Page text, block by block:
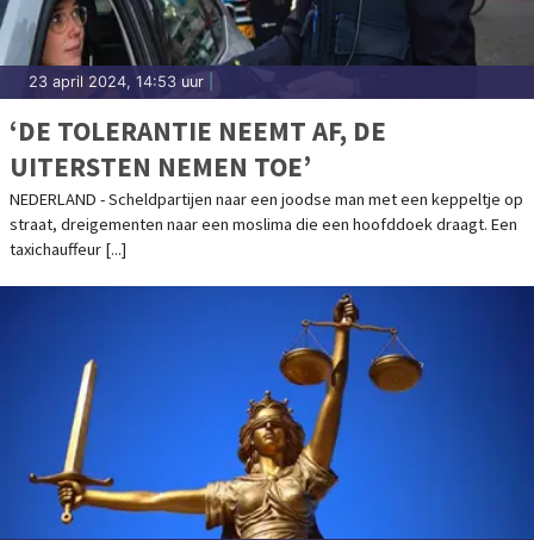
23 april 2024, 14:53 uur
‘DE TOLERANTIE NEEMT AF, DE
UITERSTEN NEMEN TOE’
NEDERLAND - Scheldpartijen naar een joodse man met een keppeltje op
straat, dreigementen naar een moslima die een hoofddoek draagt. Een
taxichauffeur [...]